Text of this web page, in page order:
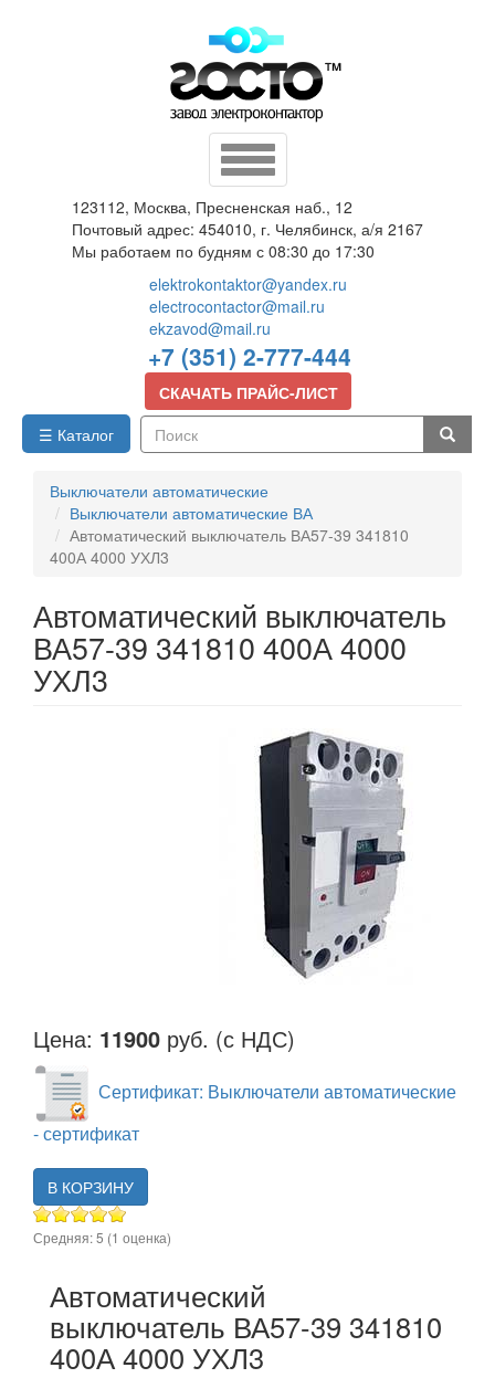
Toggle
navigation
123112, Москва, Пресненская наб., 12
Почтовый адрес: 454010, г. Челябинск, а/я 2167
Мы работаем по будням с 08:30 до 17:30
elektrokontaktor@yandex.ru
electrocontactor@mail.ru
ekzavod@mail.ru
+7 (351) 2-777-444
СКАЧАТЬ ПРАЙС-ЛИСТ
☰ Каталог
Выключатели автоматические
Выключатели автоматические ВА
Автоматический выключатель ВА57-39 341810
400А 4000 УХЛ3
Автоматический выключатель
ВА57-39 341810 400А 4000
УХЛ3
Цена: 11900 руб. (с НДС)
Сертификат: Выключатели автоматические
- сертификат
В КОРЗИНУ
Средняя:5 (1 оценка)
Автоматический
выключатель ВА57-39 341810
400А 4000 УХЛ3